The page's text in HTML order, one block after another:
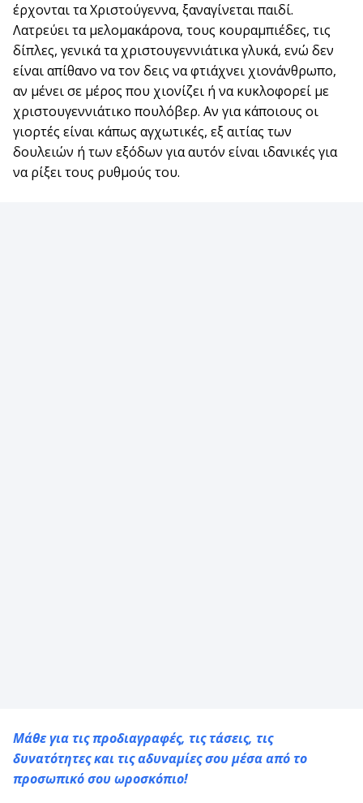
έρχονται τα Χριστούγεννα, ξαναγίνεται παιδί.
Λατρεύει τα μελομακάρονα, τους κουραμπιέδες, τις
δίπλες, γενικά τα χριστουγεννιάτικα γλυκά, ενώ δεν
είναι απίθανο να τον δεις να φτιάχνει χιονάνθρωπο,
αν μένει σε μέρος που χιονίζει ή να κυκλοφορεί με
χριστουγεννιάτικο πουλόβερ. Αν για κάποιους οι
γιορτές είναι κάπως αγχωτικές, εξ αιτίας των
δουλειών ή των εξόδων για αυτόν είναι ιδανικές για
να ρίξει τους ρυθμούς του.
Μάθε για τις προδιαγραφές, τις τάσεις, τις
δυνατότητες και τις αδυναμίες σου μέσα από το
προσωπικό σου ωροσκόπιο!